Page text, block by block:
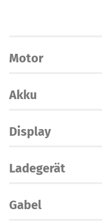
Motor
Akku
Display
Ladegerät
Gabel